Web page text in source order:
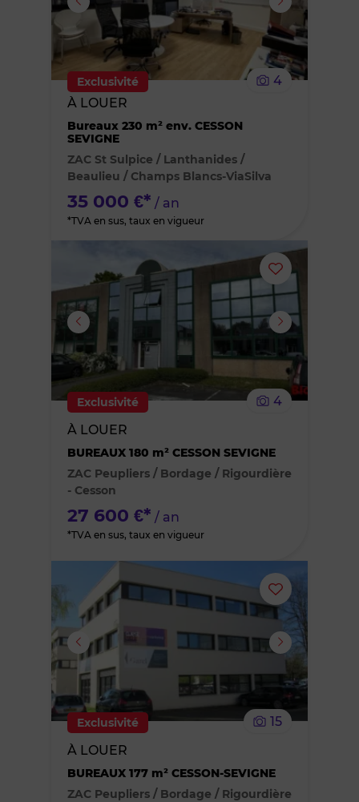
supprimer
le
Exclusivité
4
À LOUER
Bureaux 230 m² env. CESSON
SEVIGNE
ZAC St Sulpice / Lanthanides /
Beaulieu / Champs Blancs-ViaSilva
35 000 €* / an
*TVA en sus, taux en vigueur
Ajouter
ou
le
Exclusivité
4
À LOUER
BUREAUX 180 m² CESSON SEVIGNE
ZAC Peupliers / Bordage / Rigourdière
- Cesson
27 600 €* / an
*TVA en sus, taux en vigueur
Ajouter
ou
supprimer
le
Exclusivité
15
À LOUER
BUREAUX 177 m² CESSON-SEVIGNE
ZAC Peupliers / Bordage / Rigourdière